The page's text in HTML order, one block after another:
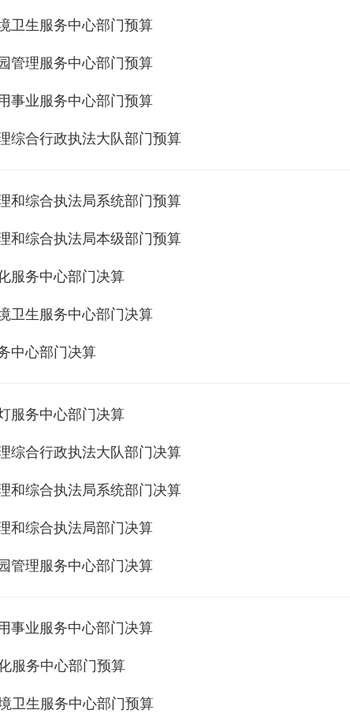
卫生服务中心部门预算
管理服务中心部门预算
事业服务中心部门预算
综合行政执法大队部门预算
和综合执法局系统部门预算
和综合执法局本级部门预算
服务中心部门决算
卫生服务中心部门决算
中心部门决算
服务中心部门决算
综合行政执法大队部门决算
和综合执法局系统部门决算
和综合执法局部门决算
管理服务中心部门决算
事业服务中心部门决算
服务中心部门预算
卫生服务中心部门预算